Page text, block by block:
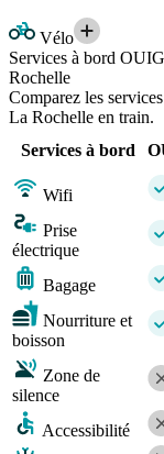
Vélo
Services à bord
Rochelle
Comparez les
La Rochelle en train.
Services à bord
Wifi
Prise
électrique
Bagage
Nourriture et
boisson
Zone de
silence
Accessibilité